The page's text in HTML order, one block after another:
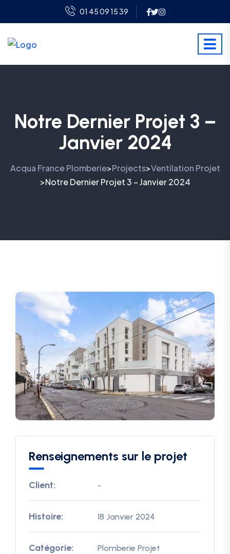
01 45 09 15 39
Notre Dernier Projet 3 –
Janvier 2024
Acqua France Plomberie>Projects>Ventilation Projet
>Notre Dernier Projet 3 – Janvier 2024
Renseignements sur le projet
Client: -
Histoire: 18 Janvier 2024
Catégorie: Plomberie Projet